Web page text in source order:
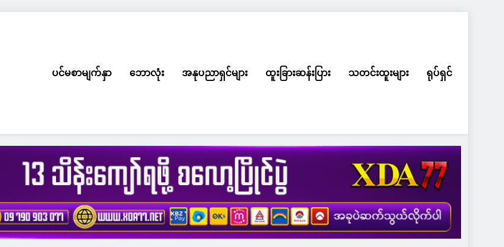
ပင်မစာမျက်နှာ ဘောလုံး အနုပညာရှင်များ ထူးခြားဆန်းပြား သတင်းထူးများ ရုပ်ရှင်